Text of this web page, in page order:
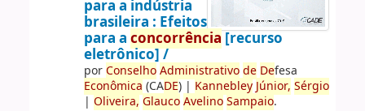
para a indústria
brasileira : Efeitos
para a concorrência [recurso
eletrônico] /
porConselho Administrativo de Defesa
Econômica (CADE)| Kannebley Júnior, Sérgio
| Oliveira, Glauco Avelino Sampaio.